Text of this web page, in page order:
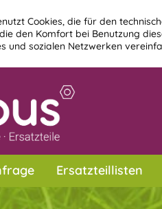
Cookies, die für den
den Komfort bei Benutzung
und sozialen Netzwerken
Ersatzteillisten